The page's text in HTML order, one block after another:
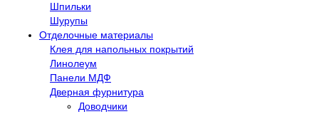
Шпильки
Шурупы
Отделочные материалы
Клея для напольных покрытий
Линолеум
Панели МДФ
Дверная фурнитура
Доводчики